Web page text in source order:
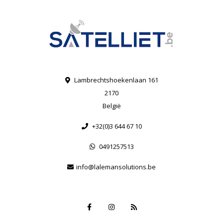
Lambrechtshoekenlaan 161
2170
België
+32(0)3 644 67 10
0491257513
info@lalemansolutions.be